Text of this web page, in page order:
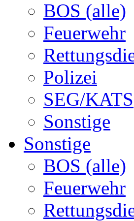
BOS (alle)
Feuerwehr
Polizei
SEG/KATS
Sonstige
Sonstige
BOS (alle)
Feuerwehr